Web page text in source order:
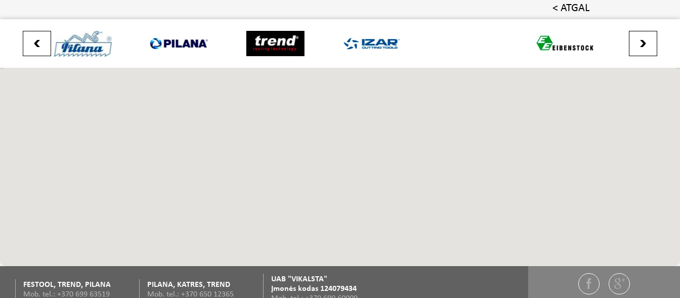
< ATGAL
FESTOOL, TREND, PILANA
Mob. tel.: +370 699 63519
PILANA, KATRES, TREND
Mob. tel.: +370 650 12365
UAB "VIKALSTA"
Įmonės kodas 124079434